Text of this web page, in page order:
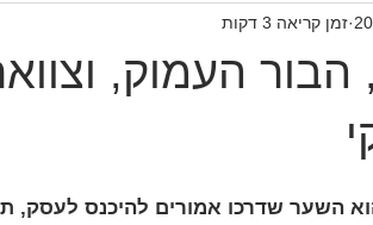
הבור העמוק,
זמן קריאה 3 דקות
השער שדרכו אמורים להיכנס לעסק,